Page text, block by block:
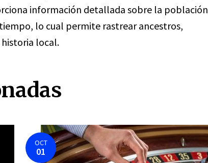
información detallada sobre la población
lo cual permite rastrear ancestros,
local.
OCT
01